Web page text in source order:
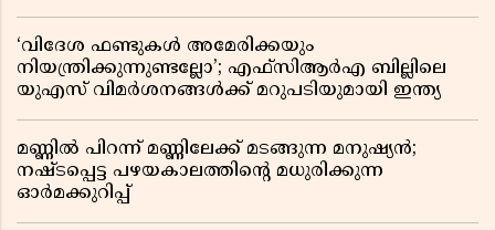
‘വിദേശ ഫണ്ടുകൾ അമേരിക്കയും
നിയന്ത്രിക്കുന്നുണ്ടല്ലോ’; എഫ്സിആർഎ ബില്ലിലെ
യുഎസ് വിമർശനങ്ങൾക്ക് മറുപടിയുമായി ഇന്ത്യ
മണ്ണിൽ പിറന്ന് മണ്ണിലേക്ക് മടങ്ങുന്ന മനുഷ്യൻ;
നഷ്ടപ്പെട്ട പഴയകാലത്തിൻ്റെ മധുരിക്കുന്ന
ഓർമക്കുറിപ്പ്